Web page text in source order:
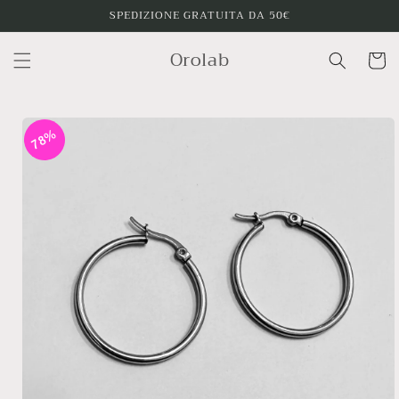
ai contenuti
SPEDIZIONE GRATUITA DA 50€
Orolab Carrello
informazioni
sul
prodotto
78%